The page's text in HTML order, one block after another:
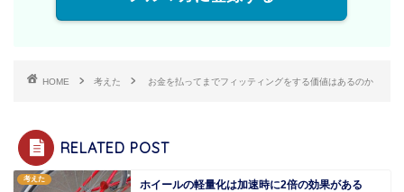
HOME 考えた お金を払ってまでフィッティングをする価値はあるのか
RELATED POST
考えた ホイールの軽量化は加速時に2倍の効果がある